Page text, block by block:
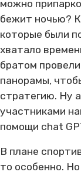
можно
бежит ночью?
которые были
хватало
братом провели
панорамы,
стратегию. Ну
участниками
помощи chat
В плане
то особенно.